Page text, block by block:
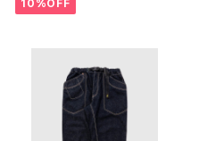
10%OFF